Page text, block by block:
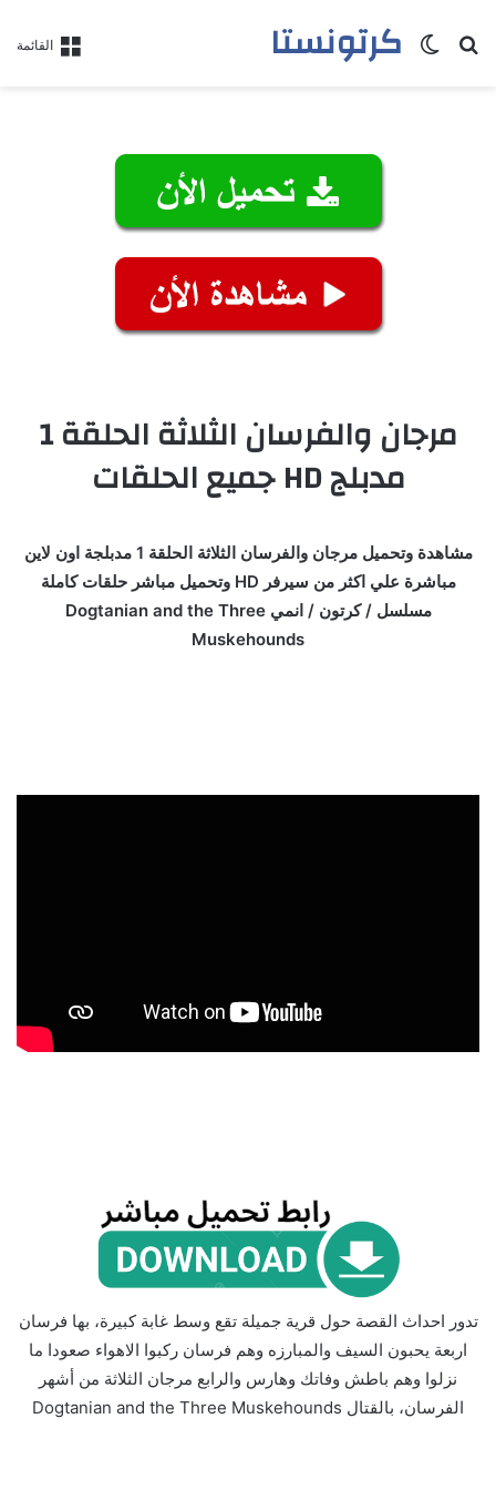
القائمة كرتونستابحث عنالوضع المظلم
مرجان والفرسان الثلاثة الحلقة 1
مدبلج HD جميع الحلقات
مشاهدة وتحميل مرجان والفرسان الثلاثة الحلقة 1 مدبلجة اون لاين
مباشرة علي اكثر من سيرفر HD وتحميل مباشر حلقات كاملة
مسلسل / كرتون / انمي Dogtanian and the Three
Muskehounds
تدور احداث القصة حول قرية جميلة تقع وسط غابة كبيرة، بها فرسان
اربعة يحبون السيف والمبارزه وهم فرسان ركبوا الاهواء صعودا ما
نزلوا وهم باطش وفاتك وهارس والرابع مرجان الثلاثة من أشهر
الفرسان، بالقتال Dogtanian and the Three Muskehounds